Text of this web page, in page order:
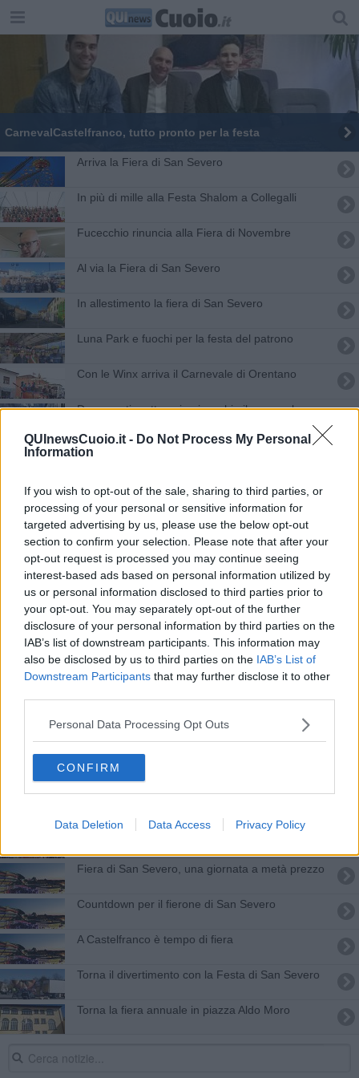
QUInewsCuoio.it - Do Not Process My Personal
Information
If you wish to opt-out of the sale, sharing to third parties, or
processing of your personal or sensitive information for
targeted advertising by us, please use the below opt-out
section to confirm your selection. Please note that after your
opt-out request is processed you may continue seeing
interest-based ads based on personal information utilized by
us or personal information disclosed to third parties prior to
your opt-out. You may separately opt-out of the further
disclosure of your personal information by third parties on the
IAB’s list of downstream participants. This information may
also be disclosed by us to third parties on the IAB’s List of
Downstream Participants that may further disclose it to other
Personal Data Processing Opt Outs
CONFIRM
Data Deletion Data Access Privacy Policy
CarnevalCastelfranco, tutto pronto per la festa
Arriva la Fiera di San Severo
In più di mille alla Festa Shalom a Collegalli
Fucecchio rinuncia alla Fiera di Novembre
Al via la Fiera di San Severo
In allestimento la fiera di San Severo
Luna Park e fuochi per la festa del patrono
Con le Winx arriva il Carnevale di Orentano
Due guasti mettono in ginocchio il carnevale
Torna la Fiera del Bestiame
Shalom, Primo maggio, festa della pace a
Collegalli
Fiera di San Severo, ecco il calendario
Una giornata di festa col Movimento Shalom
Mille firme contro lo Ius Soli
Torna la Fiera di San Severo
Torna l'antica fiera del bestiame
San Romano non rinuncia alla sua fiera mercato
Primo maggio, iniziative ed eventi sul territorio
Orentano in festa: carnevale e visita al museo
Fiera di San Severo, una giornata a metà prezzo
Countdown per il fierone di San Severo
A Castelfranco è tempo di fiera
Torna il divertimento con la Festa di San Severo
Torna la fiera annuale in piazza Aldo Moro